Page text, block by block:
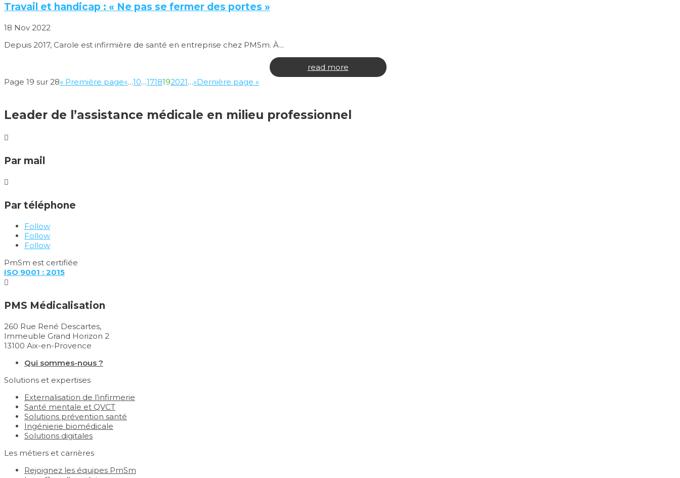
Travail et handicap : « Ne pas se fermer des portes »
18 Nov 2022
Depuis 2017, Carole est infirmière de santé en entreprise chez PMSm. À...
read more
Page 19 sur 28« Première page«…10…1718192021…»Dernière page »
Leader de l’assistance médicale en milieu professionnel

Par mail

Par téléphone
Follow
Follow
Follow
PmSm est certifiée
ISO 9001 : 2015

PMS Médicalisation
260 Rue René Descartes,
Immeuble Grand Horizon 2
13100 Aix-en-Provence
Qui sommes-nous ?
Solutions et expertises
Externalisation de l’infirmerie
Santé mentale et QVCT
Solutions prévention santé
Ingénierie biomédicale
Solutions digitales
Les métiers et carrières
Rejoignez les équipes PmSm